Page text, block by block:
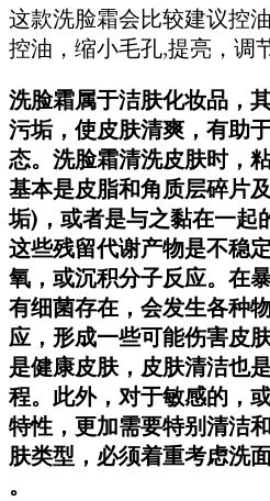
这款洗脸霜会比较建议控
控油，缩小毛孔,提亮，调
洗脸霜属于洁肤化妆品，
污垢，使皮肤清爽，有助
态。洗脸霜清洗皮肤时，
基本是皮脂和角质层碎片
垢)，或者是与之黏在一起
这些残留代谢产物是不稳
氧，或沉积分子反应。在
有细菌存在，会发生各种
应，形成一些可能伤害皮
是健康皮肤，皮肤清洁也
程。此外，对于敏感的，
特性，更加需要特别清洁
肤类型，必须着重考虑洗
。